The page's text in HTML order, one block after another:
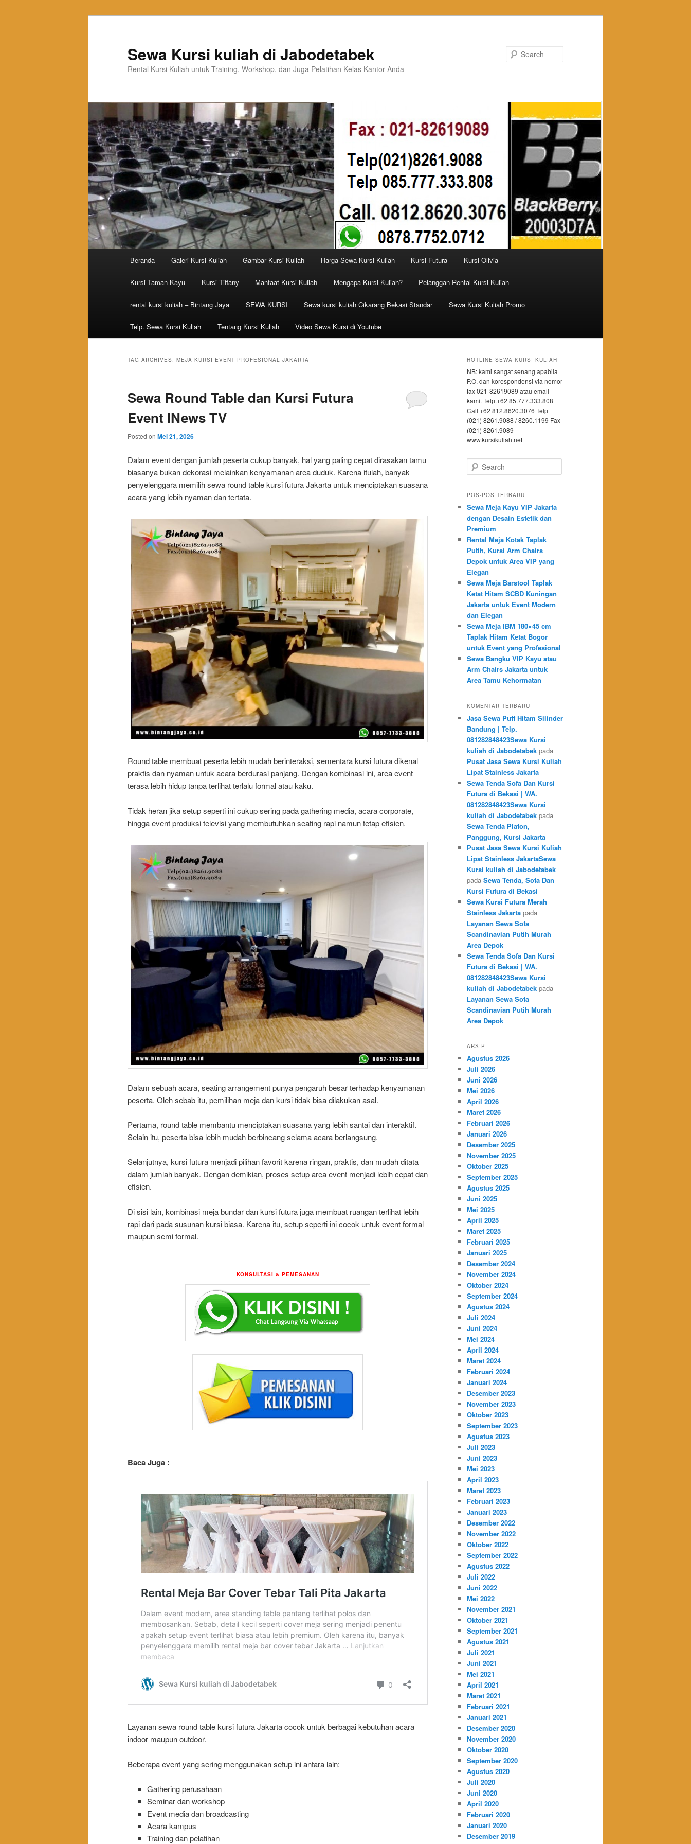
Sewa Kursi kuliah di Jabodetabek
Rental Kursi Kuliah untuk Training, Workshop, dan Juga Pelatihan Kelas Kantor Anda
Skip to primary content
Skip to secondary content
Beranda Galeri Kursi Kuliah Gambar Kursi Kuliah Harga Sewa Kursi Kuliah Kursi Futura Kursi Olivia
Kursi Taman Kayu Kursi Tiffany Manfaat Kursi Kuliah Mengapa Kursi Kuliah? Pelanggan Rental Kursi Kuliah
rental kursi kuliah – Bintang Jaya SEWA KURSI Sewa kursi kuliah Cikarang Bekasi Standar Sewa Kursi Kuliah Promo
Telp. Sewa Kursi Kuliah Tentang Kursi Kuliah Video Sewa Kursi di Youtube
TAG ARCHIVES: MEJA KURSI EVENT PROFESIONAL JAKARTA
Sewa Round Table dan Kursi Futura
Event INews TV
Posted on Mei 21, 2026
Dalam event dengan jumlah peserta cukup banyak, hal yang paling cepat dirasakan tamu
biasanya bukan dekorasi melainkan kenyamanan area duduk. Karena itulah, banyak
penyelenggara memilih sewa round table kursi futura Jakarta untuk menciptakan suasana
acara yang lebih nyaman dan tertata.
Round table membuat peserta lebih mudah berinteraksi, sementara kursi futura dikenal
praktis dan nyaman untuk acara berdurasi panjang. Dengan kombinasi ini, area event
terasa lebih hidup tanpa terlihat terlalu formal atau kaku.
Tidak heran jika setup seperti ini cukup sering pada gathering media, acara corporate,
hingga event produksi televisi yang membutuhkan seating rapi namun tetap efisien.
Dalam sebuah acara, seating arrangement punya pengaruh besar terhadap kenyamanan
peserta. Oleh sebab itu, pemilihan meja dan kursi tidak bisa dilakukan asal.
Pertama, round table membantu menciptakan suasana yang lebih santai dan interaktif.
Selain itu, peserta bisa lebih mudah berbincang selama acara berlangsung.
Selanjutnya, kursi futura menjadi pilihan favorit karena ringan, praktis, dan mudah ditata
dalam jumlah banyak. Dengan demikian, proses setup area event menjadi lebih cepat dan
efisien.
Di sisi lain, kombinasi meja bundar dan kursi futura juga membuat ruangan terlihat lebih
rapi dari pada susunan kursi biasa. Karena itu, setup seperti ini cocok untuk event formal
maupun semi formal.
KONSULTASI & PEMESANAN
Baca Juga :
Layanan sewa round table kursi futura Jakarta cocok untuk berbagai kebutuhan acara
indoor maupun outdoor.
Beberapa event yang sering menggunakan setup ini antara lain:
Gathering perusahaan
Seminar dan workshop
Event media dan broadcasting
Acara kampus
Training dan pelatihan
HOTLINE SEWA KURSI KULIAH
NB: kami sangat senang apabila
P.O. dan korespondensi via nomor
fax 021-82619089 atau email
kami. Telp.+62 85.777.333.808
Call +62 812.8620.3076 Telp
(021) 8261.9088 / 8260.1199 Fax
(021) 8261.9089
www.kursikuliah.net
Search
POS-POS TERBARU
Sewa Meja Kayu VIP Jakarta
dengan Desain Estetik dan
Premium
Rental Meja Kotak Taplak
Putih, Kursi Arm Chairs
Depok untuk Area VIP yang
Elegan
Sewa Meja Barstool Taplak
Ketat Hitam SCBD Kuningan
Jakarta untuk Event Modern
dan Elegan
Sewa Meja IBM 180×45 cm
Taplak Hitam Ketat Bogor
untuk Event yang Profesional
Sewa Bangku VIP Kayu atau
Arm Chairs Jakarta untuk
Area Tamu Kehormatan
KOMENTAR TERBARU
Jasa Sewa Puff Hitam Silinder
Bandung | Telp.
081282848423Sewa Kursi
kuliah di Jabodetabek pada
Pusat Jasa Sewa Kursi Kuliah
Lipat Stainless Jakarta
Sewa Tenda Sofa Dan Kursi
Futura di Bekasi | WA.
081282848423Sewa Kursi
kuliah di Jabodetabek pada
Sewa Tenda Plafon,
Panggung, Kursi Jakarta
Pusat Jasa Sewa Kursi Kuliah
Lipat Stainless JakartaSewa
Kursi kuliah di Jabodetabek
pada Sewa Tenda, Sofa Dan
Kursi Futura di Bekasi
Sewa Kursi Futura Merah
Stainless Jakarta pada
Layanan Sewa Sofa
Scandinavian Putih Murah
Area Depok
Sewa Tenda Sofa Dan Kursi
Futura di Bekasi | WA.
081282848423Sewa Kursi
kuliah di Jabodetabek pada
Layanan Sewa Sofa
Scandinavian Putih Murah
Area Depok
ARSIP
Agustus 2026
Juli 2026
Juni 2026
Mei 2026
April 2026
Maret 2026
Februari 2026
Januari 2026
Desember 2025
November 2025
Oktober 2025
September 2025
Agustus 2025
Juni 2025
Mei 2025
April 2025
Maret 2025
Februari 2025
Januari 2025
Desember 2024
November 2024
Oktober 2024
September 2024
Agustus 2024
Juli 2024
Juni 2024
Mei 2024
April 2024
Maret 2024
Februari 2024
Januari 2024
Desember 2023
November 2023
Oktober 2023
September 2023
Agustus 2023
Juli 2023
Juni 2023
Mei 2023
April 2023
Maret 2023
Februari 2023
Januari 2023
Desember 2022
November 2022
Oktober 2022
September 2022
Agustus 2022
Juli 2022
Juni 2022
Mei 2022
November 2021
Oktober 2021
September 2021
Agustus 2021
Juli 2021
Juni 2021
Mei 2021
April 2021
Maret 2021
Februari 2021
Januari 2021
Desember 2020
November 2020
Oktober 2020
September 2020
Agustus 2020
Juli 2020
Juni 2020
April 2020
Februari 2020
Januari 2020
Desember 2019